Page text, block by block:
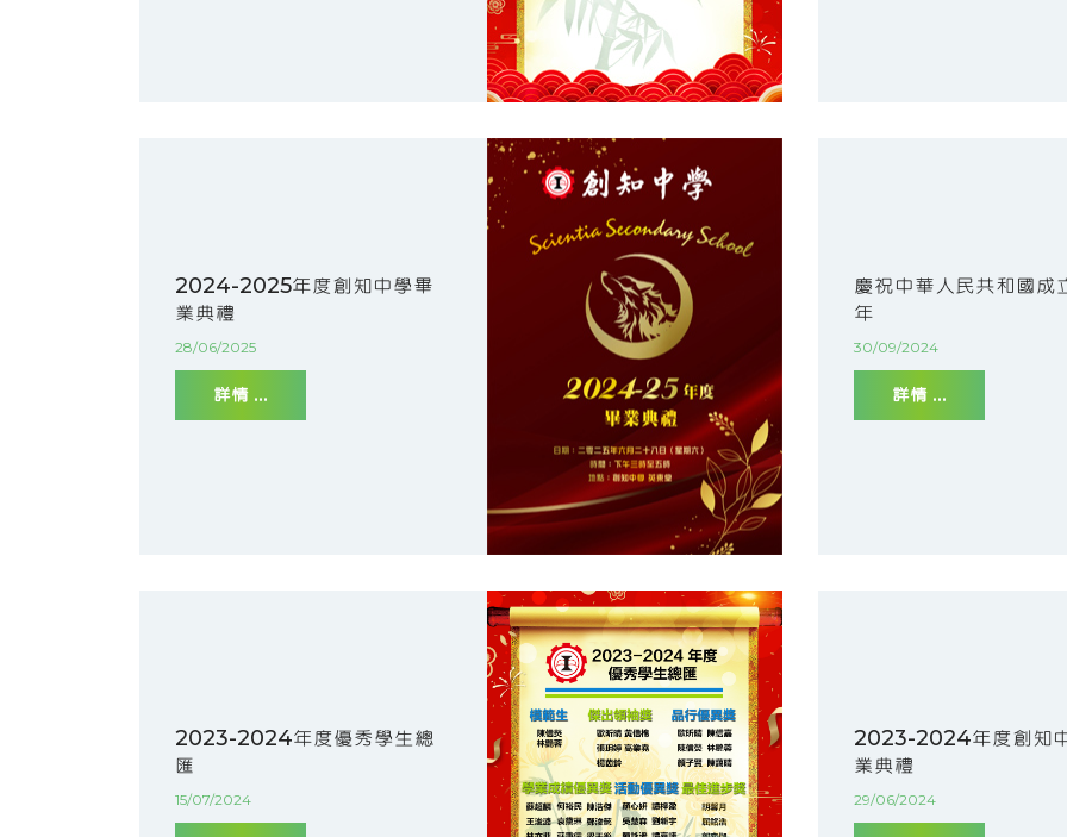
2024-2025年度創知中學畢
業典禮
28/06/2025
詳情 ...
慶祝中華人民共和國成
年
30/09/2024
詳情 ...
2023-2024年度優秀學生總
匯
15/07/2024
2023-2024年度創知
業典禮
29/06/2024